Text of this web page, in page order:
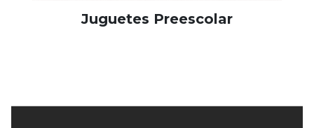
Juguetes Preescolar